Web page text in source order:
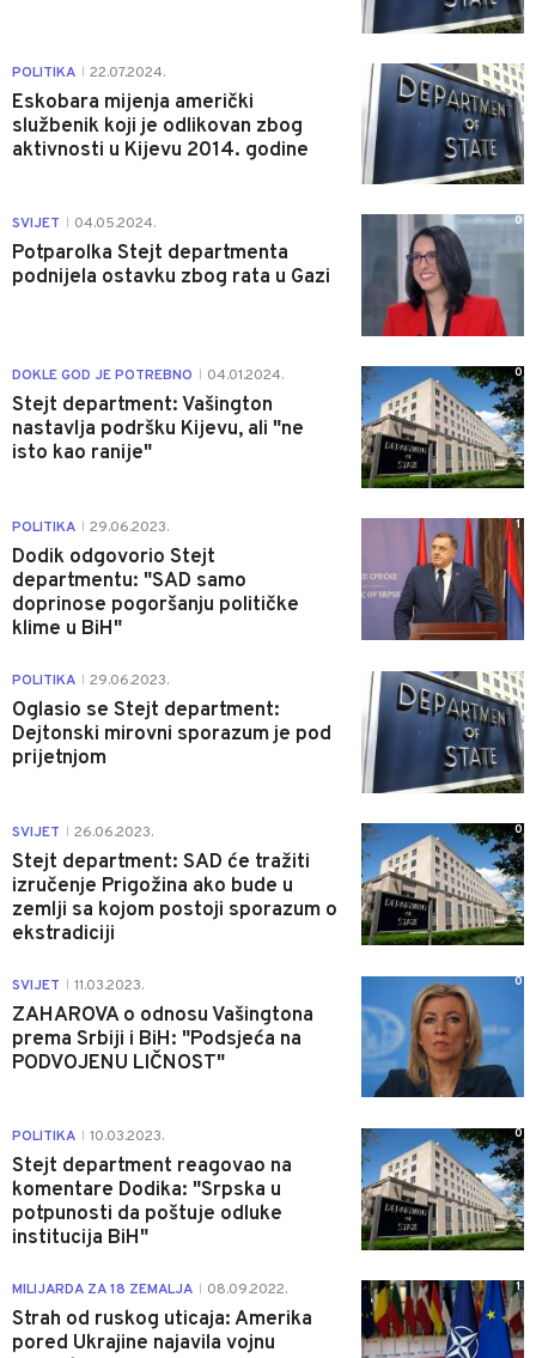
POLITIKA 22.07.2024.
Eskobara mijenja američki
službenik koji je odlikovan zbog
aktivnosti u Kijevu 2014. godine
3
SVIJET 04.05.2024.
Potparolka Stejt departmenta
podnijela ostavku zbog rata u Gazi
0
DOKLE GOD JE POTREBNO 04.01.2024.
Stejt department: Vašington
nastavlja podršku Kijevu, ali "ne
isto kao ranije"
0
POLITIKA 29.06.2023.
Dodik odgovorio Stejt
departmentu: "SAD samo
doprinose pogoršanju političke
klime u BiH"
1
POLITIKA 29.06.2023.
Oglasio se Stejt department:
Dejtonski mirovni sporazum je pod
prijetnjom
1
SVIJET 26.06.2023.
Stejt department: SAD će tražiti
izručenje Prigožina ako bude u
zemlji sa kojom postoji sporazum o
ekstradiciji
0
SVIJET 11.03.2023.
ZAHAROVA o odnosu Vašingtona
prema Srbiji i BiH: "Podsjeća na
PODVOJENU LIČNOST"
0
POLITIKA 10.03.2023.
Stejt department reagovao na
komentare Dodika: "Srpska u
potpunosti da poštuje odluke
institucija BiH"
0
MILIJARDA ZA 18 ZEMALJA 08.09.2022.
Strah od ruskog uticaja: Amerika
pored Ukrajine najavila vojnu
1